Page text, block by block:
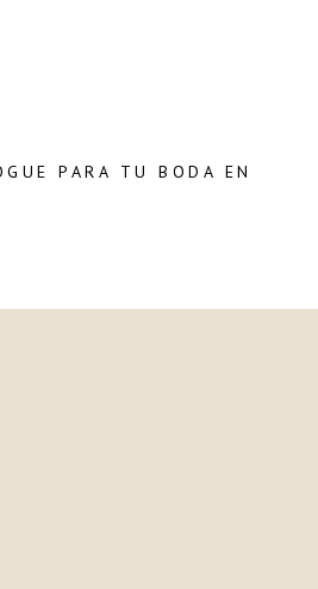
PARA TU BODA EN